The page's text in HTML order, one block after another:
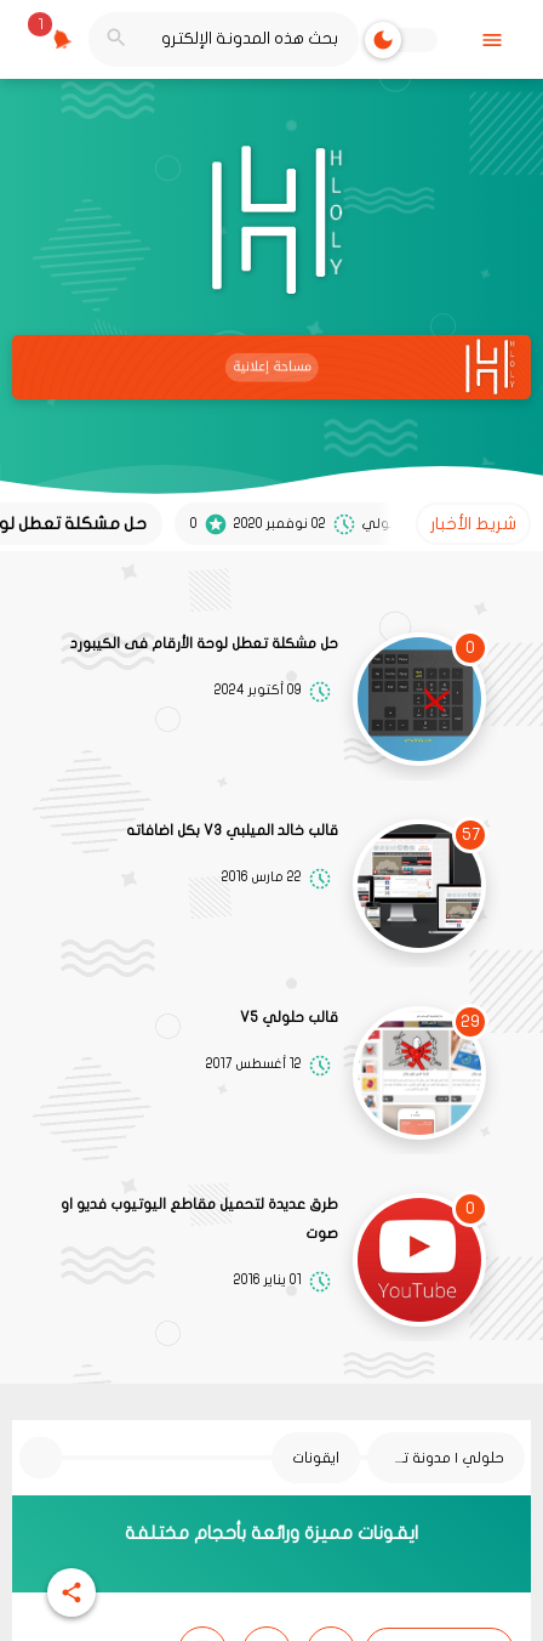
1
شريط الأخبارحلولي 02 نوفمبر 2020 0 حل مشكلة تعطل لوحة
0 حل مشكلة تعطل لوحة الأرقام فى الكيبورد
09 أكتوبر 2024
57 قالب خالد الميلبي V3 بكل اضافاته
22 مارس 2016
29 قالب حلولي V5
12 أغسطس 2017
0
طرق عديدة لتحميل مقاطع اليوتيوب فديو او
صوت
01 يناير 2016
حلولي | مدونة تقنية ايقونات
ايقونات مميزة ورائعة بأحجام مختلفة